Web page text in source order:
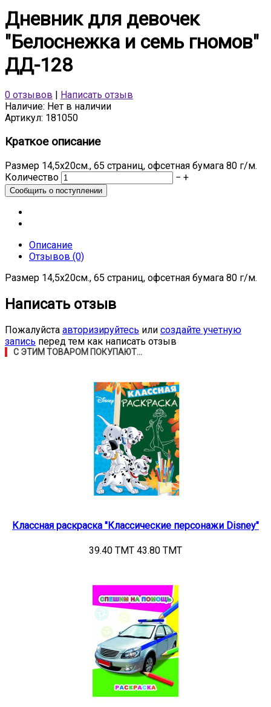
Дневник для девочек
"Белоснежка и семь гномов"
ДД-128
0 отзывов
Написать отзыв
Наличие: Нет в наличии
Артикул: 181050
Краткое описание
Размер 14,5х20см., 65 страниц, офсетная бумага 80 г/м.
Количество
− +
Описание
Отзывов (0)
Размер 14,5х20см., 65 страниц, офсетная бумага 80 г/м.
Написать отзыв
Пожалуйста авторизируйтесь или создайте учетную
запись перед тем как написать отзыв
С ЭТИМ ТОВАРОМ ПОКУПАЮТ...
Классная раскраска "Классические персонажи Disney"
39.40 TMT 43.80 TMT